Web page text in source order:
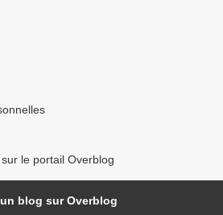
le portail Overblog
blog sur Overblog